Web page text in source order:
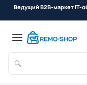
Ведущий B2B-маркет IT-
🔍